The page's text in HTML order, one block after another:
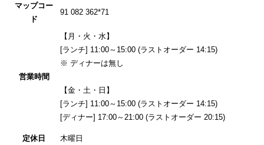
マップコー
ド
91 082 362*71
営業時間
【月・火・水】
[ランチ] 11:00～15:00 (ラストオーダー 14:15)
※ ディナーは無し
【金・土・日】
[ランチ] 11:00～15:00 (ラストオーダー 14:15)
[ディナー] 17:00～21:00 (ラストオーダー 20:15)
定休日 木曜日